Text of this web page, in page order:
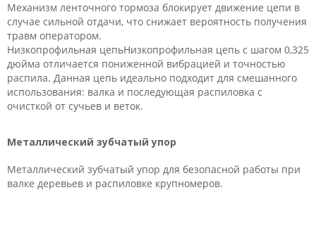
Механизм ленточного тормоза блокирует движение цепи в
случае сильной отдачи, что снижает вероятность получения
травм оператором.
Низкопрофильная цепьНизкопрофильная цепь с шагом 0,325
дюйма отличается пониженной вибрацией и точностью
распила. Данная цепь идеально подходит для смешанного
использования: валка и последующая распиловка с
очисткой от сучьев и веток.
Металлический зубчатый упор
Металлический зубчатый упор для безопасной работы при
валке деревьев и распиловке крупномеров.